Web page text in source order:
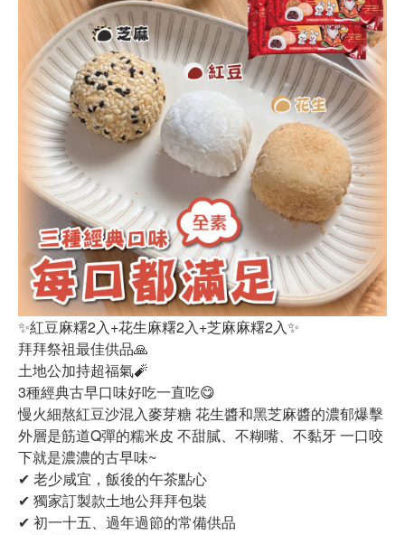
✨紅豆麻糬2入+花生麻糬2入+芝麻麻糬2入✨
拜拜祭祖最佳供品🙏
土地公加持超福氣🧨
3種經典古早口味好吃一直吃😋
慢火細熬紅豆沙混入麥芽糖 花生醬和黑芝麻醬的濃郁爆擊
外層是筋道Q彈的糯米皮 不甜膩、不糊嘴、不黏牙 一口咬
下就是濃濃的古早味~
✔ 老少咸宜，飯後的午茶點心
✔ 獨家訂製款土地公拜拜包裝
✔ 初一十五、過年過節的常備供品